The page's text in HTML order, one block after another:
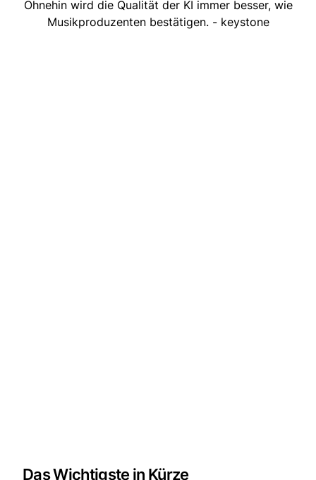
Ohnehin wird die Qualität der KI immer besser, wie
Musikproduzenten bestätigen. - keystone
Das Wichtigste in Kürze